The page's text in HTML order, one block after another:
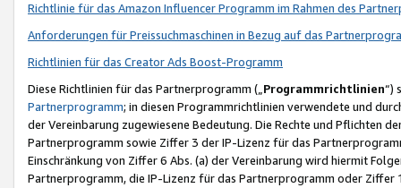
Richtlinie für das Amazon Influencer Programm im Rahmen des
Anforderungen für Preissuchmaschinen in Bezug auf das
Richtlinien für das Creator Ads Boost-Programm
Diese Richtlinien für das Partnerprogramm („Programmrichtlinien“)
Partnerprogramm; in diesen Programmrichtlinien verwendete und
der Vereinbarung zugewiesene Bedeutung. Die Rechte und Pflichten
Partnerprogramm sowie Ziffer 3 der IP-Lizenz für das
Einschränkung von Ziffer 6 Abs. (a) der Vereinbarung wird hiermit
Partnerprogramm, die IP-Lizenz für das Partnerprogramm oder